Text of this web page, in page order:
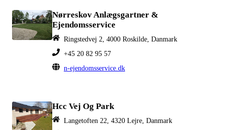
Nørreskov Anlægsgartner &
Ejendomsservice
Ringstedvej 2, 4000 Roskilde, Danmark
+45 20 82 95 57
n-ejendomsservice.dk
Hcc Vej Og Park
Langetoften 22, 4320 Lejre, Danmark